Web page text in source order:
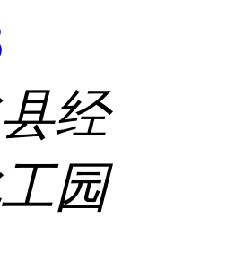
经
园